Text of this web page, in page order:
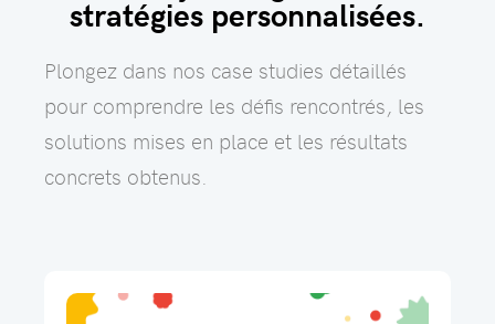
stratégies personnalisées.
Plongez dans nos case studies détaillés
pour comprendre les défis rencontrés, les
solutions mises en place et les résultats
concrets obtenus.